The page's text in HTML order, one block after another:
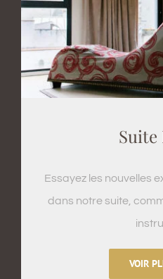
Suite
Essayez les nouvelles
dans notre suite,
VOIR